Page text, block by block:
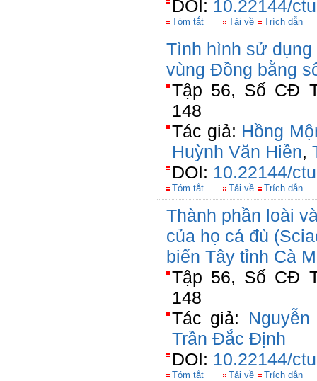
DOI: 10.22144/
Tóm tắt Tải về Trích dẫn
Tình hình sử
vùng Đồng bằng
Tập 56, Số CĐ
148
Tác giả: Hồng
Huỳnh Văn Hiền,
DOI: 10.22144/
Tóm tắt Tải về Trích dẫn
Thành phần loài
của họ cá đù
biển Tây tỉnh Cà
Tập 56, Số CĐ
148
Tác giả:
Trần Đắc Định
DOI: 10.22144/
Tóm tắt Tải về Trích dẫn